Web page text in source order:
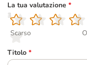
La tua valutazione *
1
Scarso
2
3
4
5
Titolo *